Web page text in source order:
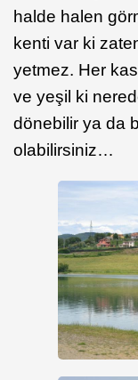
halde halen
kenti var ki
yetmez. Her
ve yeşil ki
dönebilir ya da
olabilirsiniz…